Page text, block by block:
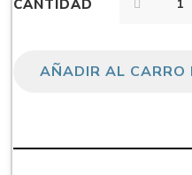
dispositivos, incluyendo
limitaciones:
macOS:Requiere
CANTIDAD
AÑADIR AL CARRO